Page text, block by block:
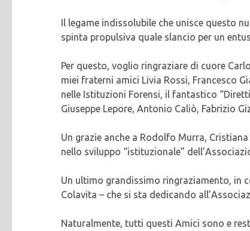
Il legame indissolubile che unisce questo
spinta propulsiva quale slancio per un
Per questo, voglio ringraziare di cuore
miei fraterni amici Livia Rossi, Francesco
nelle Istituzioni Forensi, il fantastico
Giuseppe Lepore, Antonio Caliò, Fabrizio
Un grazie anche a Rodolfo Murra,
nello sviluppo “istituzionale”
Un ultimo grandissimo ringraziamento, in
Colavita – che si sta dedicando
Naturalmente, tutti questi Amici sono e